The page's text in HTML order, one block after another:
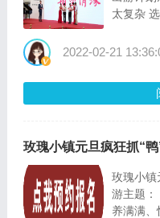
太复杂 选一个 &radic; 近一点，出行没负担
有满满的异域风情
草的地方 「金农湾趣浪草垛乐园」 好拍又好
2022-02-21
玫瑰小镇元旦疯狂抓“
玫瑰小镇
游主题
养满满